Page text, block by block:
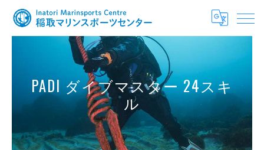
PADI ダイブマスター 24スキ
ル